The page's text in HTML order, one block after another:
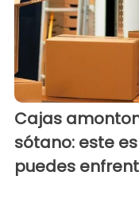
Cajas
sótano: este
puedes